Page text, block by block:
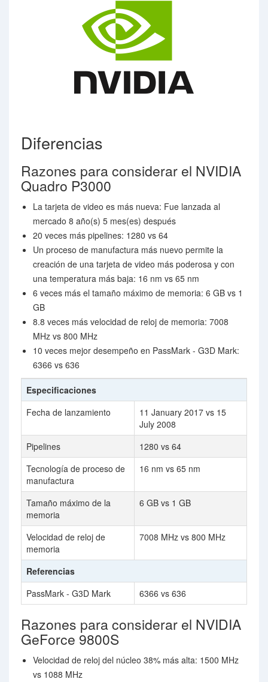
Diferencias
Razones para considerar el NVIDIA
Quadro P3000
La tarjeta de video es más nueva: Fue lanzada al
mercado 8 año(s) 5 mes(es) después
20 veces más pipelines: 1280 vs 64
Un proceso de manufactura más nuevo permite la
creación de una tarjeta de video más poderosa y con
una temperatura más baja: 16 nm vs 65 nm
6 veces más el tamaño máximo de memoria: 6 GB vs 1
GB
8.8 veces más velocidad de reloj de memoria: 7008
MHz vs 800 MHz
10 veces mejor desempeño en PassMark - G3D Mark:
6366 vs 636
Especificaciones
Fecha de lanzamiento
11 January 2017 vs 15
July 2008
Pipelines
1280 vs 64
Tecnología de proceso de
manufactura
16 nm vs 65 nm
Tamaño máximo de la
memoria
6 GB vs 1 GB
Velocidad de reloj de
memoria
7008 MHz vs 800 MHz
Referencias
PassMark - G3D Mark
6366 vs 636
Razones para considerar el NVIDIA
GeForce 9800S
Velocidad de reloj del núcleo 38% más alta: 1500 MHz
vs 1088 MHz